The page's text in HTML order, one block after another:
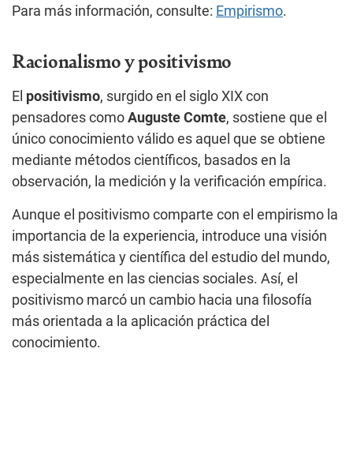
Para más información, consulte: Empirismo.
Racionalismo y positivismo
El positivismo, surgido en el siglo XIX con
pensadores como Auguste Comte, sostiene que el
único conocimiento válido es aquel que se obtiene
mediante métodos científicos, basados en la
observación, la medición y la verificación empírica.
Aunque el positivismo comparte con el empirismo la
importancia de la experiencia, introduce una visión
más sistemática y científica del estudio del mundo,
especialmente en las ciencias sociales. Así, el
positivismo marcó un cambio hacia una filosofía
más orientada a la aplicación práctica del
conocimiento.